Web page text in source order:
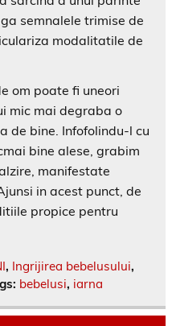
semnalele trimise de
modalitatile de
om poate fi uneori
mic mai degraba o
de bine. Infofolindu-l cu
bine alese, grabim
manifestate
in acest punct, de
propice pentru
, Ingrijirea bebelusului,
bebelusi, iarna